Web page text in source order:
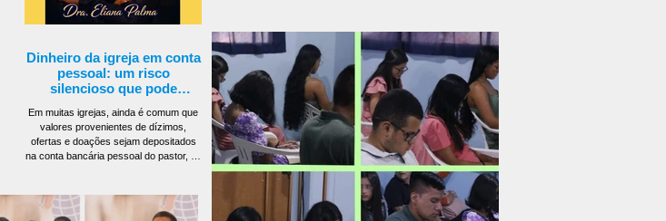
Dinheiro da igreja em conta
pessoal: um risco
silencioso que pode
Em muitas igrejas, ainda é comum que
valores provenientes de dízimos,
ofertas e doações sejam depositados
na conta bancária pessoal do pastor, do
vezes, essa prática seja motivada pela
informalidade administrativa e pela boa-
Ginásio Luiz Gonzaga, na Área Continental de São Vicente, foi
palco da 9ª edição dos Jogos JBBL - Jovens Batistas Bíblicos do
Litoral, um evento que mais uma vez p